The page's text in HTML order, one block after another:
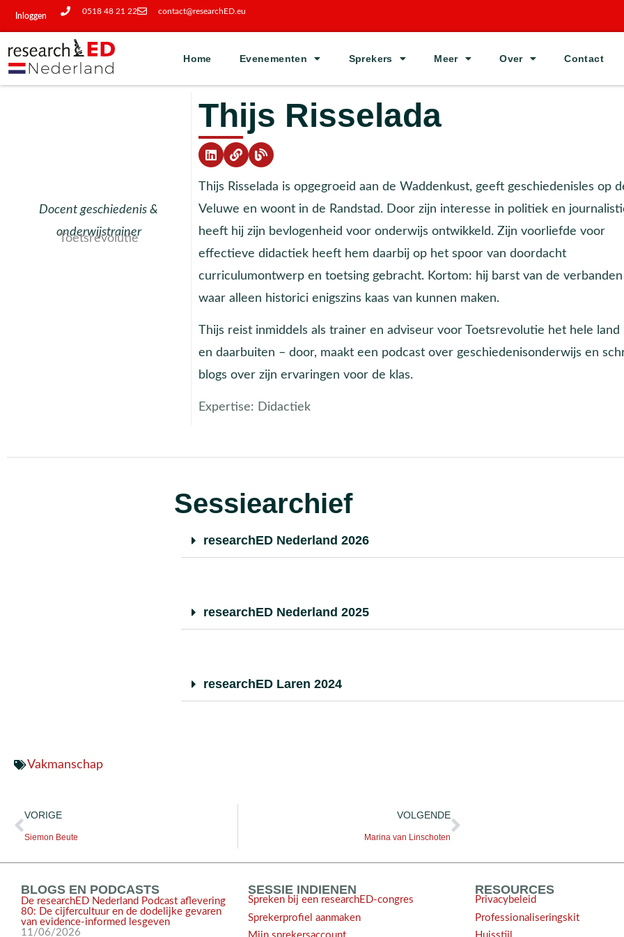
Inloggen
0518 48 21 22 contact@researchED.eu
Home Evenementen Sprekers Meer Over Contact
Docent geschiedenis &
onderwijstrainer
Toetsrevolutie
Thijs Risselada
Thijs Risselada is opgegroeid aan de Waddenkust, geeft geschiedenisles op
Veluwe en woont in de Randstad. Door zijn interesse in politiek en
heeft hij zijn bevlogenheid voor onderwijs ontwikkeld. Zijn voorliefde voor
effectieve didactiek heeft hem daarbij op het spoor van doordacht
curriculumontwerp en toetsing gebracht. Kortom: hij barst van de verbanden
waar alleen historici enigszins kaas van kunnen maken.
Thijs reist inmiddels als trainer en adviseur voor Toetsrevolutie het hele land
en daarbuiten – door, maakt een podcast over geschiedenisonderwijs en
blogs over zijn ervaringen voor de klas.
Expertise: Didactiek
Sessiearchief
researchED Nederland 2026
researchED Nederland 2025
researchED Laren 2024
Vakmanschap
VORIGE
Siemon Beute
VOLGENDE
Marina van Linschoten
BLOGS EN PODCASTS
De researchED Nederland Podcast aflevering
80: De cijfercultuur en de dodelijke gevaren
van evidence-informed lesgeven
11/06/2026
SESSIE INDIENEN
Spreken bij een researchED-congres
Sprekerprofiel aanmaken
RESOURCES
Privacybeleid
Professionaliseringskit